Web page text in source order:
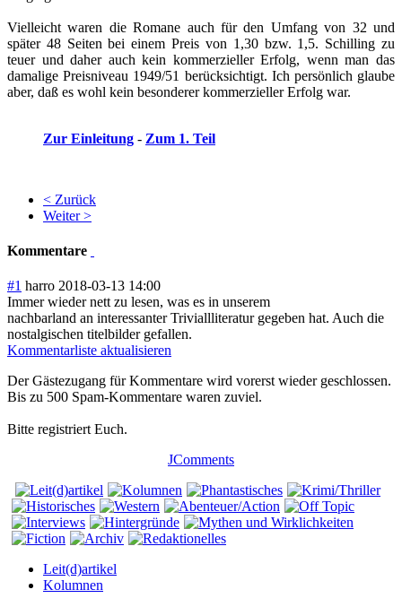
Vielleicht waren die Romane auch für den Umfang von 32 und
später 48 Seiten bei einem Preis von 1,30 bzw. 1,5. Schilling zu
teuer und daher auch kein kommerzieller Erfolg, wenn man das
damalige Preisniveau 1949/51 berücksichtigt. Ich persönlich glaube
aber, daß es wohl kein besonderer kommerzieller Erfolg war.
Zur Einleitung - Zum 1. Teil
< Zurück
Weiter >
Kommentare
#1 harro 2018-03-13 14:00
Immer wieder nett zu lesen, was es in unserem
nachbarland an interessanter Triviallliteratur gegeben hat. Auch die
nostalgischen titelbilder gefallen.
Kommentarliste aktualisieren
Der Gästezugang für Kommentare wird vorerst wieder geschlossen.
Bis zu 500 Spam-Kommentare waren zuviel.
Bitte registriert Euch.
JComments
Leit(d)artikel
Kolumnen